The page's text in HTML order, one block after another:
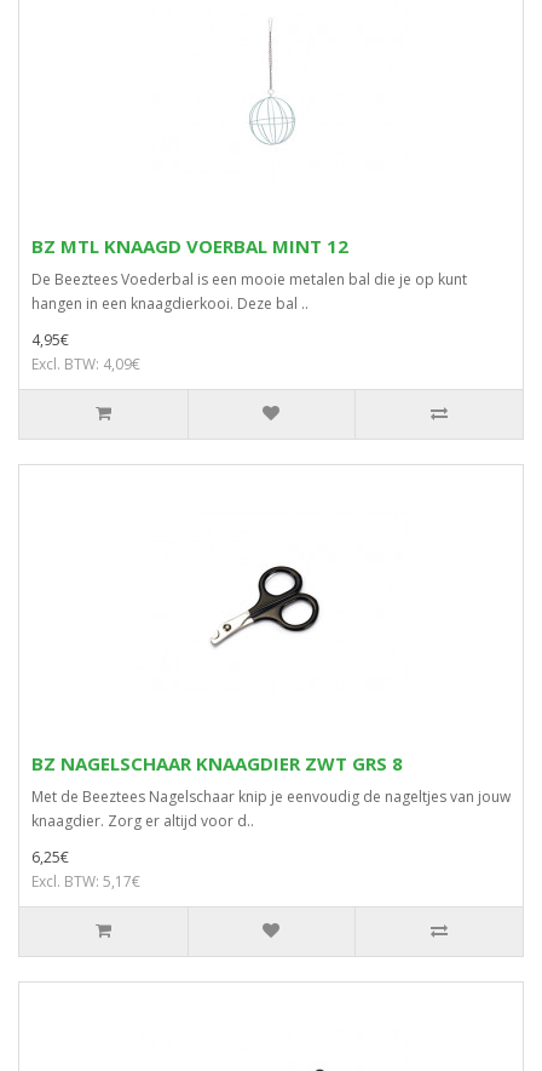
BZ MTL KNAAGD VOERBAL MINT 12
De Beeztees Voederbal is een mooie metalen bal die je op kunt
hangen in een knaagdierkooi. Deze bal ..
4,95€
Excl. BTW: 4,09€
BZ NAGELSCHAAR KNAAGDIER ZWT GRS 8
Met de Beeztees Nagelschaar knip je eenvoudig de nageltjes van jouw
knaagdier. Zorg er altijd voor d..
6,25€
Excl. BTW: 5,17€